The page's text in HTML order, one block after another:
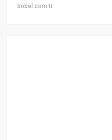
bobel.com.tr